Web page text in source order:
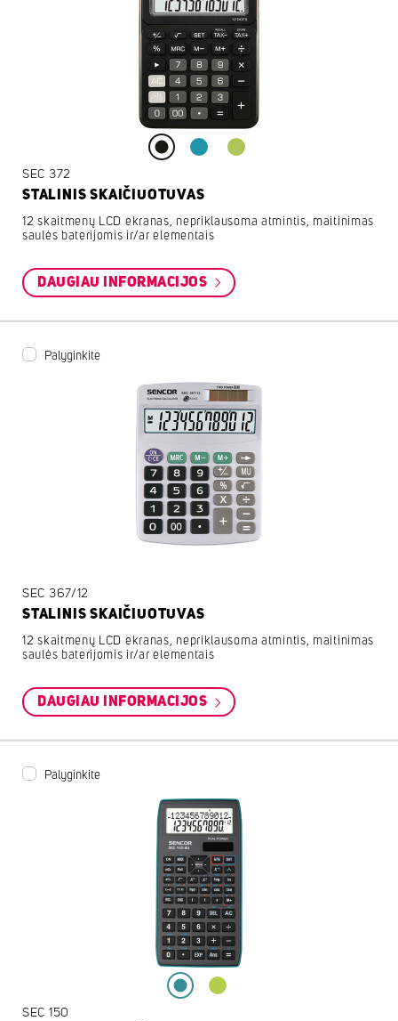
SEC 372
STALINIS SKAIČIUOTUVAS
12 skaitmenų LCD ekranas, nepriklausoma atmintis, maitinimas
saulės baterijomis ir/ar elementais
DAUGIAU INFORMACIJOS
Palyginkite
SEC 367/12
STALINIS SKAIČIUOTUVAS
12 skaitmenų LCD ekranas, nepriklausoma atmintis, maitinimas
saulės baterijomis ir/ar elementais
DAUGIAU INFORMACIJOS
Palyginkite
SEC 150